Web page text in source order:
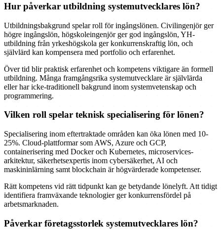
Hur påverkar utbildning systemutvecklares lön?
Utbildningsbakgrund spelar roll för ingångslönen. Civilingenjör ger
högre ingångslön, högskoleingenjör ger god ingångslön, YH-
utbildning från yrkeshögskola ger konkurrenskraftig lön, och
självlärd kan kompensera med portfolio och erfarenhet.
Över tid blir praktisk erfarenhet och kompetens viktigare än formell
utbildning. Många framgångsrika systemutvecklare är självlärda
eller har icke-traditionell bakgrund inom systemvetenskap och
programmering.
Vilken roll spelar teknisk specialisering för lönen?
Specialisering inom eftertraktade områden kan öka lönen med 10-
25%. Cloud-plattformar som AWS, Azure och GCP,
containerisering med Docker och Kubernetes, microservices-
arkitektur, säkerhetsexpertis inom cybersäkerhet, AI och
maskininlärning samt blockchain är högvärderade kompetenser.
Rätt kompetens vid rätt tidpunkt kan ge betydande lönelyft. Att tidigt
identifiera framväxande teknologier ger konkurrensfördel på
arbetsmarknaden.
Påverkar företagsstorlek systemutvecklares lön?